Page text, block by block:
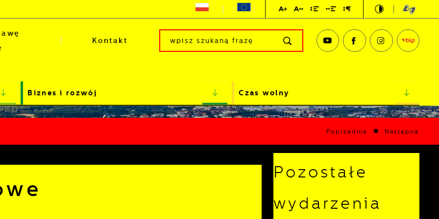
Kontakt
Biznes i rozwój Czas wolny
Poprzednia Następna
Pozostałe
wydarzenia